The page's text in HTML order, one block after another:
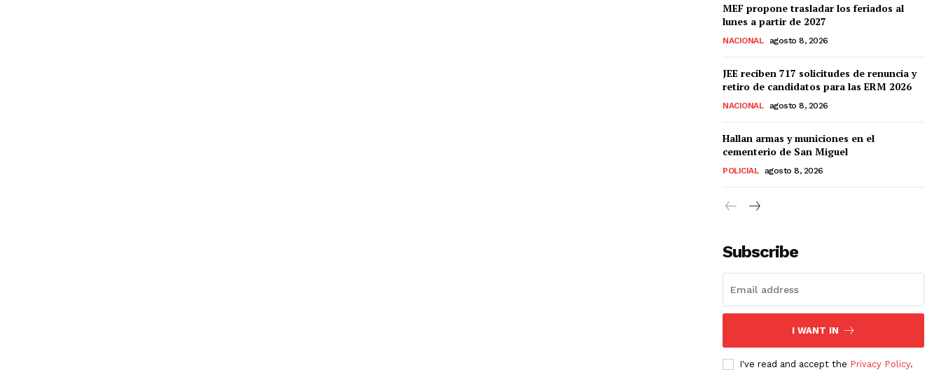
MEF propone trasladar los feriados al
lunes a partir de 2027
NACIONAL agosto 8, 2026
JEE reciben 717 solicitudes de renuncia y
retiro de candidatos para las ERM 2026
NACIONAL agosto 8, 2026
Hallan armas y municiones en el
cementerio de San Miguel
POLICIAL agosto 8, 2026
Subscribe
I WANT IN
I've read and accept the Privacy Policy.